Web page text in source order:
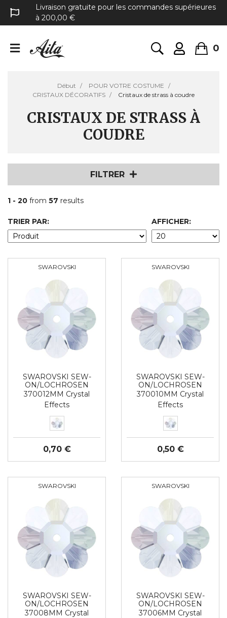
Livraison gratuite pour les commandes supérieures
à 200,00 €
0
Début
POUR VOTRE COSTUME
CRISTAUX DÉCORATIFS
Cristaux de strass à coudre
CRISTAUX DE STRASS À
COUDRE
FILTRER
1 - 20 from 57 results
TRIER PAR: AFFICHER:
SWAROVSKI
SWAROVSKI SEW-
ON/LOCHROSEN
370012MM Crystal
Effects
0,70 €
SWAROVSKI
SWAROVSKI SEW-
ON/LOCHROSEN
370010MM Crystal
Effects
0,50 €
SWAROVSKI
SWAROVSKI SEW-
ON/LOCHROSEN
37008MM Crystal
SWAROVSKI
SWAROVSKI SEW-
ON/LOCHROSEN
37006MM Crystal